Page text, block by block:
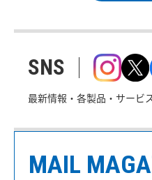
SNS
最新情報・各製品・サービ
MAIL